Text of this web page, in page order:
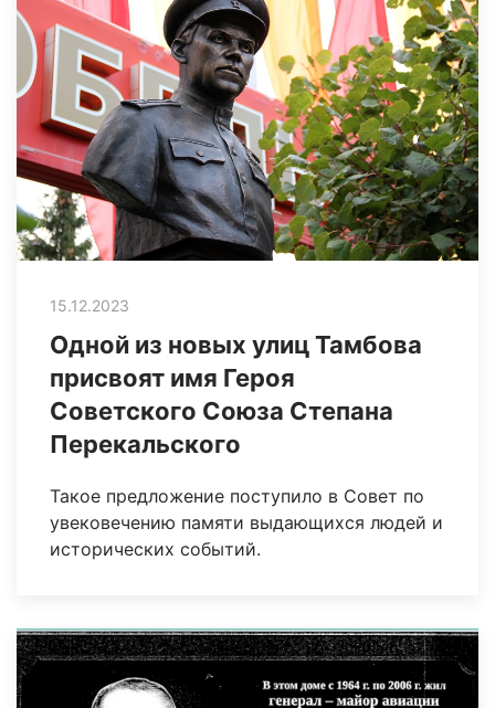
15.12.2023
Одной из новых улиц Тамбова
присвоят имя Героя
Советского Союза Степана
Перекальского
Такое предложение поступило в Совет по
увековечению памяти выдающихся людей и
исторических событий.